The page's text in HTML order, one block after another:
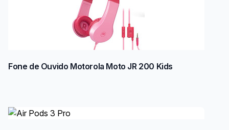
Fone de Ouvido Motorola Moto JR 200 Kids